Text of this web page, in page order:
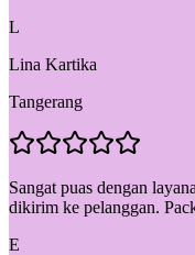
L
Lina Kartika
Tangerang
Sangat puas dengan
dikirim ke pelanggan.
E